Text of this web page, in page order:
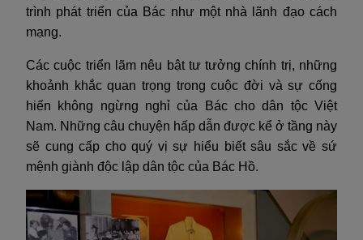
trình phát triển của Bác như một nhà lãnh đạo cách
mạng.
Các cuộc triển lãm nêu bật tư tưởng chính trị, những
khoảnh khắc quan trọng trong cuộc đời và sự cống
hiến không ngừng nghỉ của Bác cho dân tộc Việt
Nam. Những câu chuyện hấp dẫn được kể ở tầng này
sẽ cung cấp cho quý vị sự hiểu biết sâu sắc về sứ
mệnh giành độc lập dân tộc của Bác Hồ.